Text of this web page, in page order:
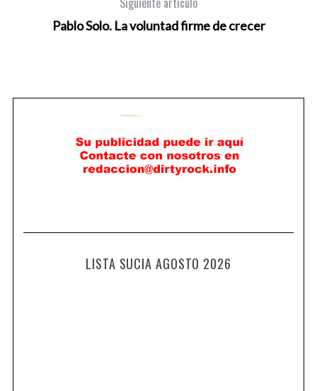
Pablo Solo. La voluntad firme de crecer
LISTA SUCIA AGOSTO 2026